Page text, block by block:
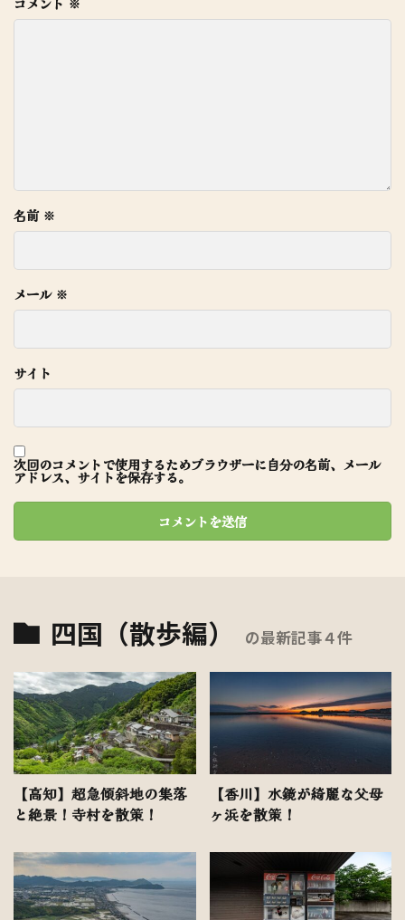
名前 ※
メール ※
サイト
次回のコメントで使用するためブラウザーに自分の名前、メール
アドレス、サイトを保存する。
四国（散歩編） の最新記事４件
【高知】超急傾斜地の集落
と絶景！寺村を散策！
【香川】水鏡が綺麗な父母
ヶ浜を散策！